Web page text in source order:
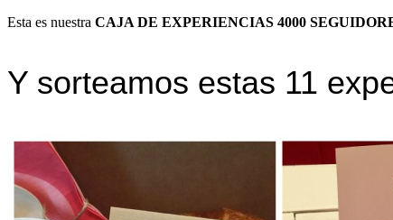
Esta es nuestra CAJA DE EXPERIENCIAS 4000
Y sorteamos estas 11